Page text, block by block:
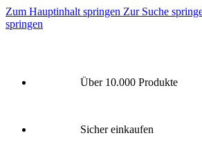
Zum Hauptinhalt springen Zur Suche
springen
Über 10.000 Produkte
Sicher einkaufen